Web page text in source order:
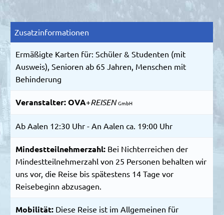
Zusatzinformationen
Ermäßigte Karten für: Schüler & Studenten (mit
Ausweis), Senioren ab 65 Jahren, Menschen mit
Behinderung
Veranstalter:OVA+REISEN GmbH
Ab Aalen 12:30 Uhr - An Aalen ca. 19:00 Uhr
Mindestteilnehmerzahl: Bei Nichterreichen der
Mindestteilnehmerzahl von 25 Personen behalten wir
uns vor, die Reise bis spätestens 14 Tage vor
Reisebeginn abzusagen.
Mobilität: Diese Reise ist im Allgemeinen für